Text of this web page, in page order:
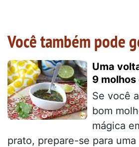
Você também pode
Uma
9
Se você
bom
mágica
prato, prepare-se para